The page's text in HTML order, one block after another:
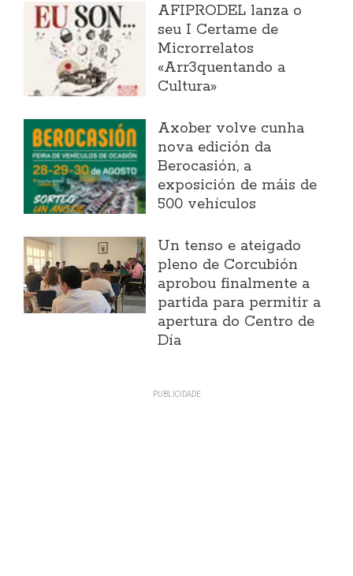
AFIPRODEL lanza o
seu I Certame de
Microrrelatos
«Arr3quentando a
Cultura»
Axober volve cunha
nova edición da
Berocasión, a
exposición de máis de
500 vehículos
Un tenso e ateigado
pleno de Corcubión
aprobou finalmente a
partida para permitir a
apertura do Centro de
Día